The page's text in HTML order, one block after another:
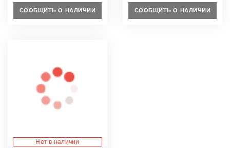
СООБЩИТЬ О НАЛИЧИИ СООБЩИТЬ О НАЛИЧИИ
Нет в наличии